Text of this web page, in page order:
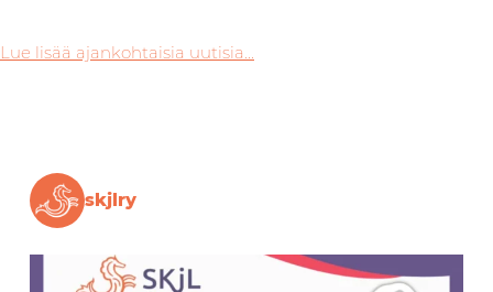
Lue lisää ajankohtaisia uutisia...
skjlry